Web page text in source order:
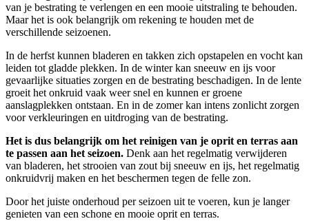
van je bestrating te verlengen en een mooie uitstraling te behouden.
Maar het is ook belangrijk om rekening te houden met de
verschillende seizoenen.
In de herfst kunnen bladeren en takken zich opstapelen en vocht kan
leiden tot gladde plekken. In de winter kan sneeuw en ijs voor
gevaarlijke situaties zorgen en de bestrating beschadigen. In de lente
groeit het onkruid vaak weer snel en kunnen er groene
aanslagplekken ontstaan. En in de zomer kan intens zonlicht zorgen
voor verkleuringen en uitdroging van de bestrating.
Het is dus belangrijk om het reinigen van je oprit en terras aan
te passen aan het seizoen. Denk aan het regelmatig verwijderen
van bladeren, het strooien van zout bij sneeuw en ijs, het regelmatig
onkruidvrij maken en het beschermen tegen de felle zon.
Door het juiste onderhoud per seizoen uit te voeren, kun je langer
genieten van een schone en mooie oprit en terras.